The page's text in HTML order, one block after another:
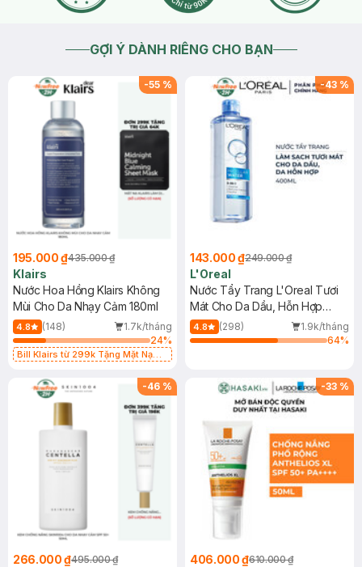
GỢI Ý DÀNH RIÊNG CHO BẠN
-55 %
195.000 ₫435.000 ₫
Klairs
Nước Hoa Hồng Klairs Không
Mùi Cho Da Nhạy Cảm 180ml
4.8 (148)
1.7k/tháng
24%
Bill Klairs từ 299k Tặng Mặt Nạ
25ml (SL Có Hạn)
-43 %
143.000 ₫249.000 ₫
L'Oreal
Nước Tẩy Trang L'Oreal Tươi
Mát Cho Da Dầu, Hỗn Hợp
400ml
4.8 (298)
1.9k/tháng
64%
-46 %
266.000 ₫495.000 ₫
-33 %
406.000 ₫610.000 ₫